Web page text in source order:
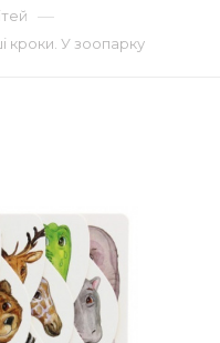
—
кроки. У зоопарку